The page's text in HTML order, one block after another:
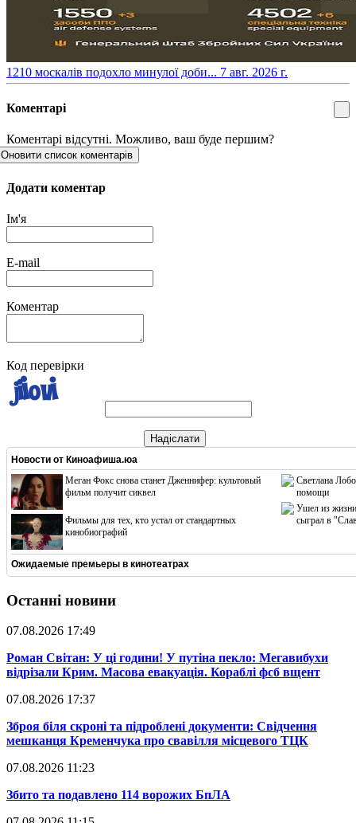
​1210 москалів подохло минулої доби... 7 авг. 2026 г.
Коментарі
Коментарі відсутні. Можливо, ваш буде першим?
Оновити список коментарів
Додати коментар
Ім'я
E-mail
Коментар
Код перевірки
Надіслати
Новости от Киноафиша.юа
Меган Фокс снова станет Дженнифер: культовый
фильм получит сиквел
Фильмы для тех, кто устал от стандартных
кинобиографий
Светлана
помощи
Ушел из жизни
сыграл в
Ожидаемые премьеры в кинотеатрах
Останні новини
07.08.2026 17:49
​Роман Світан: У ці години! У путіна пекло: Мегавибухи
відрізали Крим. Масова евакуація. Кораблі фсб вщент
07.08.2026 17:37
​Зброя біля скроні та підроблені документи: Свідчення
мешканця Кременчука про свавілля місцевого ТЦК
07.08.2026 11:23
​Збито та подавлено 114 ворожих БпЛА